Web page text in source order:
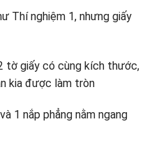
Thí nghiệm 1, nhưng giấy
tờ giấy có cùng kích thước,
kia được làm tròn
1 nắp phẳng nằm ngang